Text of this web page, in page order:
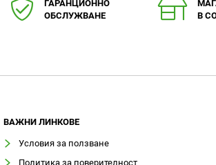
ГАРАНЦИОННО
ОБСЛУЖВАНЕ
В
ВАЖНИ ЛИНКОВЕ
Условия за ползване
Политика за поверителност